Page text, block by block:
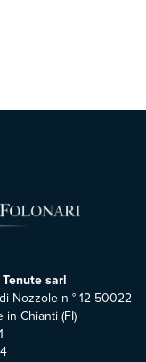
sarl
Nozzole n ° 12 50022 -
in Chianti (FI)